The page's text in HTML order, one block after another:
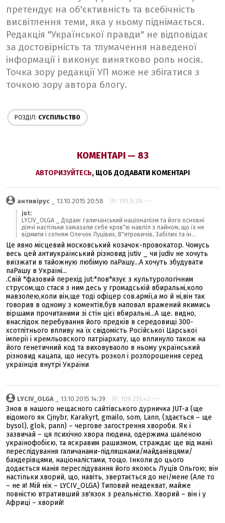
претендує на об'єктивність та всебічність
висвітлення теми, яка у ньому піднімається.
Редакція "Української правди" не відповідає
за достовірність та тлумачення наведеної
інформації і виконує винятково роль носія.
Точка зору редакції УП може не збігатися з
точкою зору автора блогу.
РОЗДІЛ: СУСПІЛЬСТВО
КОМЕНТАРІ — 83
АВТОРИЗУЙТЕСЬ, ЩОБ ДОДАВАТИ КОМЕНТАРІ
антивірус _ 13.10.2015 20:58 IP: 195.5.38.---
jut:
LYCIV_OLGA _ Додам: галичанський націоналізм та його основні
діячі настільки замазали себе кров"ю навпіл з лайном, що їх не
відмити і сотням Олечок Луцівих, В"ятровичів, Забілих та ін...
Це явно місцевий московський козачок-провокатор. Чомусь
весь цей антиукраїнський різновид jutiv _ чи judiv не хочуть
виїзжати в тайожную любімую паРашу...А хочуть збудувати
паРашу в Україні...
.Свій *фазовий перехід jut:*пов*язує з культурологічним
струсом,що стася з ним десь у громадській вбиральні,коло
мавзолею,коли він,ще тоді офіцер сов.армії,а мо й ні,він так
говорив в одному з коментів,був наповал вражений якимись
віршами прочитаними зі стін цієї вбиральні...А ще. видно,
внаслідок перебування його предків в середовищі 300-
хсотлітнього впливу на їх свідомість Російської Царської
імперії і кремльовского патріархату, що вплинуло також на
його генетичний код та виховуваоло в ньому український
різновид кацапа, що несуть розкол і розпорошення серед
українців внутрі України
LYCIV_OLGA _ 13.10.2015 14:39 IP: 109.251.42.---
Знов в нашого нещасного сайтівського дурничка JUT-а (ще
відомого як Cjnybr, Karakyrt, gmailo, som, Lann, (здається – ще
bysol), glok, pann) – чергове загострення хвороби. Як і
зазвичай – ця психічно хвора людина, одержима шаленою
українофобією, та яскравим рашизмом, страждає ще від манії
переслідування галичанами-підляшками/майданівцями/
бандерівцями, націоналістами, тощо. Інколи до цього
додається манія переслідування його якоюсь Луців Ольгою; він
настільки хворий, що, навіть, звертається до неї/мене (Але то
– не я! Мій нік – LYCIV_OLGA) Типовий неадекват, майже
повністю втративший зв'язок з реальністю. Хворий – він і у
Африці – хворий!